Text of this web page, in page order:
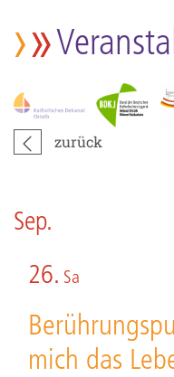
zurück
Sep.
26. Sa
mich das